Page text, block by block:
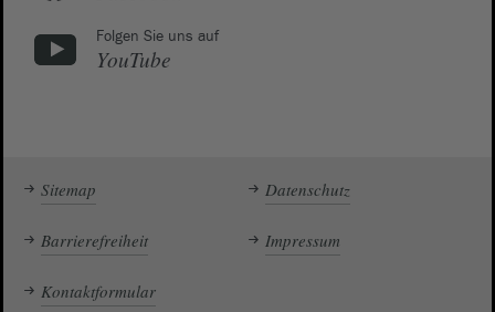
Folgen Sie uns auf
YouTube
Sitemap Datenschutz
Barrierefreiheit Impressum
Kontaktformular